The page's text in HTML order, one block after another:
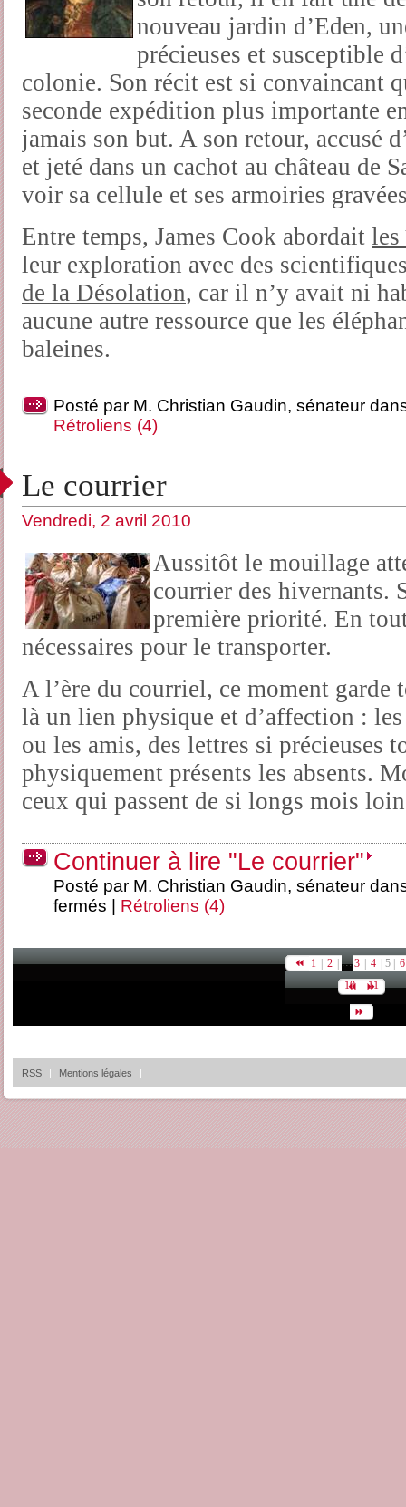
nouveau jardin d’Eden,
précieuses et susceptible
colonie. Son récit est si convaincant
seconde expédition plus importante
jamais son but. A son retour, accusé
et jeté dans un cachot au château de
voir sa cellule et ses armoiries
Entre temps, James Cook abordait
leur exploration avec des
de la Désolation, car il n’y avait ni
aucune autre ressource que les
baleines.
Posté par M. Christian Gaudin, sénateur
Rétroliens (4)
Le courrier
Vendredi, 2 avril 2010
Aussitôt le mouillage
courrier des hivernants.
première priorité. En
nécessaires pour le transporter.
A l’ère du courriel, ce moment
là un lien physique et d’affection :
ou les amis, des lettres si précieuses
physiquement présents les absents.
ceux qui passent de si longs mois
Continuer à lire "Le courrier"
Posté par M. Christian Gaudin, sénateur
fermés
Rétroliens (4)
1 2 ...3 4 5 |
6
10
11
RSS | Mentions légales |